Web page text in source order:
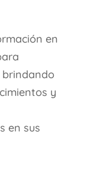
en
y
en sus